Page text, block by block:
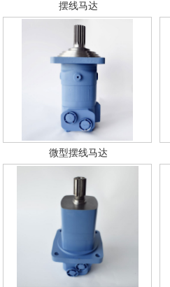
摆线马达
微型摆线马达